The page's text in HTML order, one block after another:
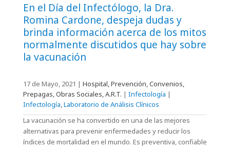
En el Día del Infectólogo, la Dra.
Romina Cardone, despeja dudas y
brinda información acerca de los mitos
normalmente discutidos que hay sobre
la vacunación
17 de Mayo, 2021 | Hospital, Prevención, Convenios,
Prepagas, Obras Sociales, A.R.T. | Infectología |
Infectología,Laboratorio de Análisis Clínicos
La vacunación se ha convertido en una de las mejores
alternativas para prevenir enfermedades y reducir los
índices de mortalidad en el mundo. Es preventiva, confiable